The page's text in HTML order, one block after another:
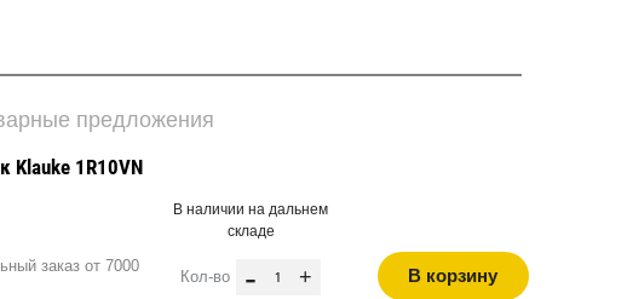
предложения
Klauke 1R10VN
заказ от 7000
В наличии на дальнем
складе
Кол-во - + В корзину